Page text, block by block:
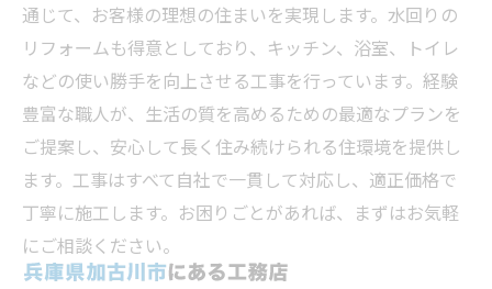
通じて、お客様の理想の住まいを実現します。水回りの
リフォームも得意としており、キッチン、浴室、トイレ
などの使い勝手を向上させる工事を行っています。経験
豊富な職人が、生活の質を高めるための最適なプランを
ご提案し、安心して長く住み続けられる住環境を提供し
ます。工事はすべて自社で一貫して対応し、適正価格で
丁寧に施工します。お困りごとがあれば、まずはお気軽
にご相談ください。